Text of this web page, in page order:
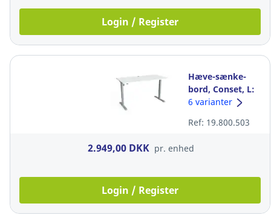
Login / Register
Hæve-sænke-
bord, Conset, L:
160 cm hvid
6 varianter
Ref: 19.800.503
2.949,00 DKK pr. enhed
Login / Register